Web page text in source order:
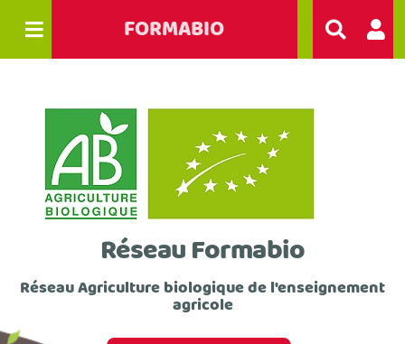
FORMABIO
Réseau Formabio
Réseau Agriculture biologique de l'enseignement
agricole